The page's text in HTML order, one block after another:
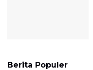
Berita Populer